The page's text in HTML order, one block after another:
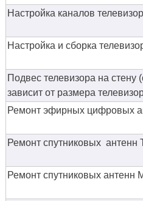
Настройка каналов
Настройка и сборка
Подвес телевизора на стену
зависит от размера
Ремонт эфирных цифровых
Ремонт спутниковых антенн
Ремонт спутниковых антенн